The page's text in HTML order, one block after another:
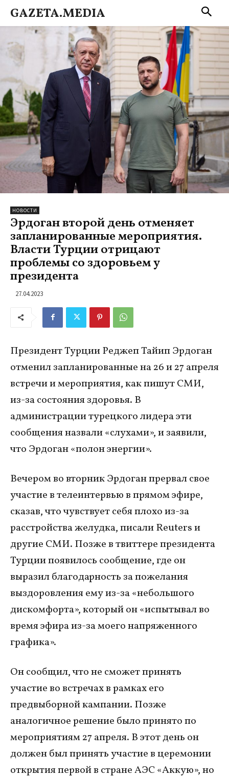
GAZETA.MEDIA
НОВОСТИ
Эрдоган второй день отменяет
запланированные мероприятия.
Власти Турции отрицают
проблемы со здоровьем у
президента
27.04.2023
Президент Турции Реджеп Тайип Эрдоган
отменил запланированные на 26 и 27 апреля
встречи и мероприятия, как пишут СМИ,
из-за состояния здоровья. В
администрации турецкого лидера эти
сообщения назвали «слухами», и заявили,
что Эрдоган «полон энергии».
Вечером во вторник Эрдоган прервал свое
участие в телеинтервью в прямом эфире,
сказав, что чувствует себя плохо из-за
расстройства желудка, писали Reuters и
другие СМИ. Позже в твиттере президента
Турции появилось сообщение, где он
выразил благодарность за пожелания
выздоровления ему из-за «небольшого
дискомфорта», который он «испытывал во
время эфира из-за моего напряженного
графика».
Он сообщил, что не сможет принять
участие во встречах в рамках его
предвыборной кампании. Позже
аналогичное решение было принято по
мероприятиям 27 апреля. В этот день он
должен был принять участие в церемонии
открытия первой в стране АЭС «Аккую», но